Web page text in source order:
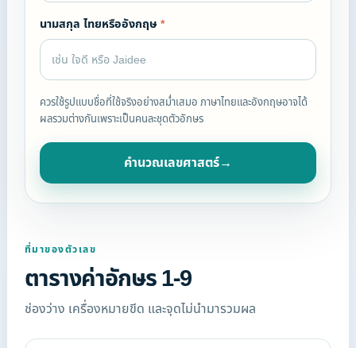
นามสกุล ไทยหรืออังกฤษ*
ควรใช้รูปแบบชื่อที่ใช้จริงอย่างสม่ำเสมอ ภาษาไทยและอังกฤษอาจได้
ผลรวมต่างกันเพราะเป็นคนละชุดตัวอักษร
คำนวณเลขศาสตร์→
ที่มาของตัวเลข
ตารางค่าอักษร 1-9
ช่องว่าง เครื่องหมายขีด และจุดไม่นำมารวมผล